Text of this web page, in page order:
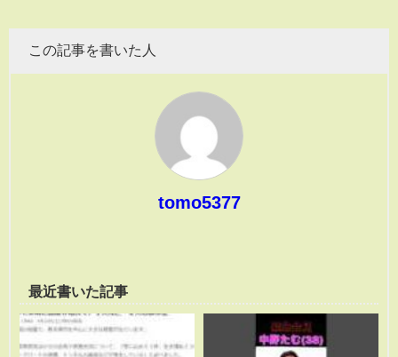
この記事を書いた人
tomo5377
最近書いた記事